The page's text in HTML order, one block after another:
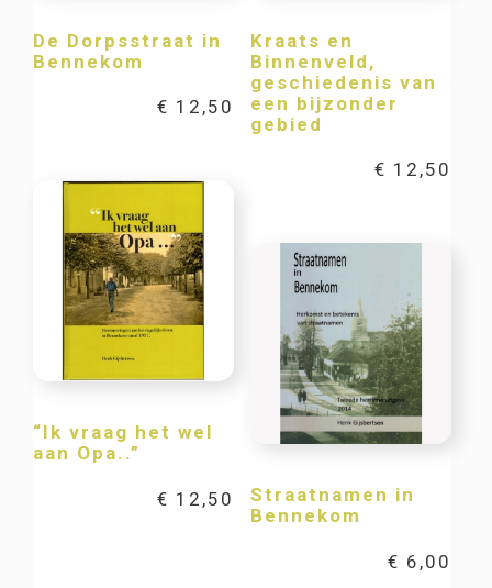
De Dorpsstraat in
Bennekom
€ 12,50
Kraats en
Binnenveld,
geschiedenis van
een bijzonder
gebied
€ 12,50
“Ik vraag het wel
aan Opa..”
€ 12,50
Straatnamen in
Bennekom
€ 6,00